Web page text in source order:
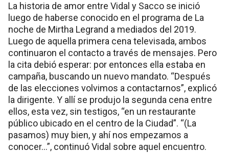
La historia de amor entre Vidal y Sacco se inició
luego de haberse conocido en el programa de La
noche de Mirtha Legrand a mediados del 2019.
Luego de aquella primera cena televisada, ambos
continuaron el contacto a través de mensajes. Pero
la cita debió esperar: por entonces ella estaba en
campaña, buscando un nuevo mandato. “Después
de las elecciones volvimos a contactarnos”, explicó
la dirigente. Y allí se produjo la segunda cena entre
ellos, esta vez, sin testigos, “en un restaurante
público ubicado en el centro de la Ciudad”. “(La
pasamos) muy bien, y ahí nos empezamos a
conocer…”, continuó Vidal sobre aquel encuentro.